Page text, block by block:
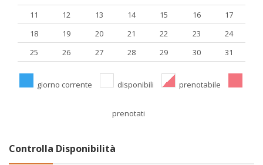
11
12 13 14 15 16
17
18
19 20 21 22 23
24
25
26 27 28 29 30 31
giorno corrente disponibili prenotabile
prenotati
Controlla Disponibilità